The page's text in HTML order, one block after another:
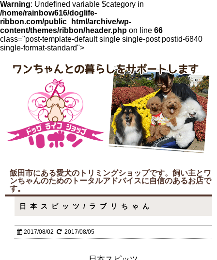
Warning: Undefined variable $category in
/home/rainbow616/doglife-
ribbon.com/public_html/archive/wp-
content/themes/ribbon/header.php on line 66
class="post-template-default single single-post postid-6840
single-format-standard">
飯田市にある愛犬のトリミングショップです。飼い主とワ
ンちゃんのためのトータルアドバイスに自信のあるお店で
す。
日本スピッツ/ラブリちゃん
2017/08/02 2017/08/05